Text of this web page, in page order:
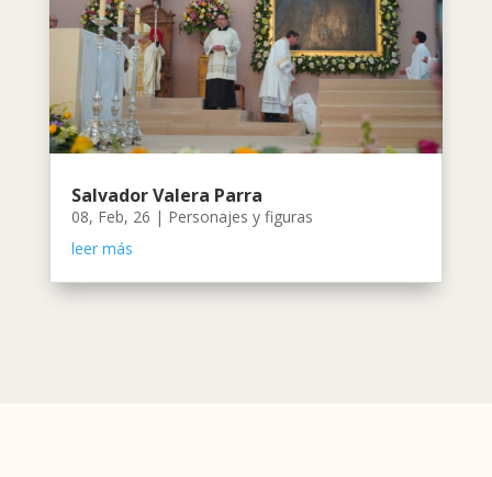
Salvador Valera Parra
08, Feb, 26 | Personajes y figuras
leer más